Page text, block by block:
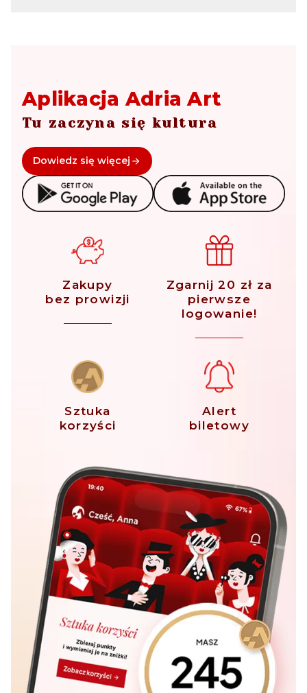
Aplikacja Adria Art
Tu zaczyna się kultura
Dowiedz się więcej
Zakupy
bez prowizji
Zgarnij 20 zł za
pierwsze
logowanie!
Sztuka
korzyści
Alert
biletowy